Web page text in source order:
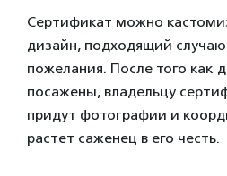
Сертификат можно
дизайн, подходящий
пожелания. После того как
посажены, владельцу
придут фотографии и
растет саженец в его честь.